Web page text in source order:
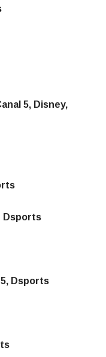
5, Disney,
Dsports
5, Dsports